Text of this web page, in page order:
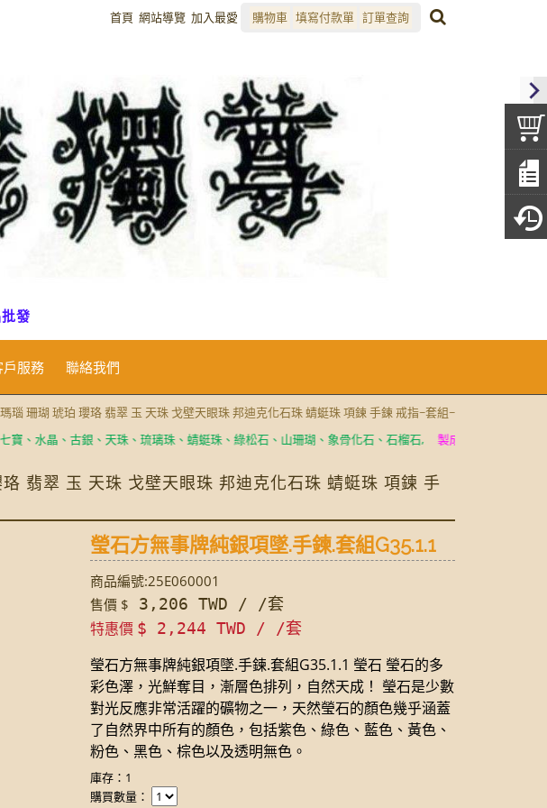
首頁 網站導覽 加入最愛 購物車 填寫付款單 訂單查詢
發
戶服務 聯絡我們
瑙 珊瑚 琥珀 瓔珞 翡翠 玉 天珠 戈壁天眼珠 邦迪克化石珠 蜻蜓珠 項鍊 手鍊 戒指~套組~
晶、古銀、天珠、琉璃珠、蜻蜓珠、綠松石、山珊瑚、象骨化石、石榴石, 製成耳環、項鍊、手鍊、
翡翠 玉 天珠 戈壁天眼珠 邦迪克化石珠 蜻蜓珠 項鍊 手
瑩石方無事牌純銀項墜.手鍊.套組G35.1.1
商品編號:25E060001
售價 $ 3,206 TWD / /套
特惠價 $ 2,244 TWD / /套
瑩石方無事牌純銀項墜.手鍊.套組G35.1.1 瑩石 瑩石的多
彩色澤，光鮮奪目，漸層色排列，自然天成！ 瑩石是少數
對光反應非常活躍的礦物之一，天然瑩石的顏色幾乎涵蓋
了自然界中所有的顏色，包括紫色、綠色、藍色、黃色、
粉色、黑色、棕色以及透明無色。
庫存：1
購買數量：